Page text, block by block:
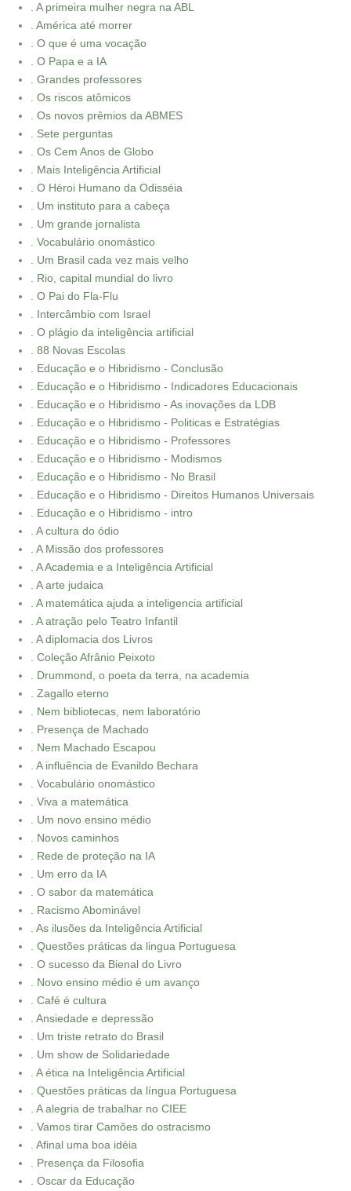
. A primeira mulher negra na ABL
. América até morrer
. O que é uma vocação
. O Papa e a IA
. Grandes professores
. Os riscos atômicos
. Os novos prêmios da ABMES
. Sete perguntas
. Os Cem Anos de Globo
. Mais Inteligência Artificial
. O Héroi Humano da Odisséia
. Um instituto para a cabeça
. Um grande jornalista
. Vocabulário onomástico
. Um Brasil cada vez mais velho
. Rio, capital mundial do livro
. O Pai do Fla-Flu
. Intercâmbio com Israel
. O plágio da inteligência artificial
. 88 Novas Escolas
. Educação e o Hibridismo - Conclusão
. Educação e o Hibridismo - Indicadores Educacionais
. Educação e o Hibridismo - As inovações da LDB
. Educação e o Hibridismo - Politicas e Estratégias
. Educação e o Hibridismo - Professores
. Educação e o Hibridismo - Modismos
. Educação e o Hibridismo - No Brasil
. Educação e o Hibridismo - Direitos Humanos Universais
. Educação e o Hibridismo - intro
. A cultura do ódio
. A Missão dos professores
. A Academia e a Inteligência Artificial
. A arte judaica
. A matemática ajuda a inteligencia artificial
. A atração pelo Teatro Infantil
. A diplomacia dos Livros
. Coleção Afrânio Peixoto
. Drummond, o poeta da terra, na academia
. Zagallo eterno
. Nem bibliotecas, nem laboratório
. Presença de Machado
. Nem Machado Escapou
. A influência de Evanildo Bechara
. Vocabulário onomástico
. Viva a matemática
. Um novo ensino médio
. Novos caminhos
. Rede de proteção na IA
. Um erro da IA
. O sabor da matemática
. Racismo Abominável
. As ilusões da Inteligência Artificial
. Questões práticas da lingua Portuguesa
. O sucesso da Bienal do Livro
. Novo ensino médio é um avanço
. Café é cultura
. Ansiedade e depressão
. Um triste retrato do Brasil
. Um show de Solidariedade
. A ética na Inteligência Artificial
. Questões práticas da língua Portuguesa
. A alegria de trabalhar no CIEE
. Vamos tirar Camões do ostracismo
. Afinal uma boa idéia
. Presença da Filosofia
. Oscar da Educação